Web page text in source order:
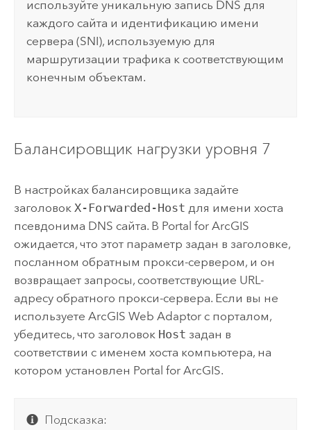
используйте уникальную запись DNS для
каждого сайта и идентификацию имени
сервера (SNI), используемую для
маршрутизации трафика к соответствующим
конечным объектам.
Балансировщик нагрузки уровня 7
В настройках балансировщика задайте
заголовок X-Forwarded-Host для имени хоста
псевдонима DNS сайта. В Portal for ArcGIS
ожидается, что этот параметр задан в заголовке,
посланном обратным прокси-сервером, и он
возвращает запросы, соответствующие URL-
адресу обратного прокси-сервера. Если вы не
используете ArcGIS Web Adaptorс порталом,
убедитесь, что заголовок Host задан в
соответствии с именем хоста компьютера, на
котором установлен Portal for ArcGIS.
Подсказка: